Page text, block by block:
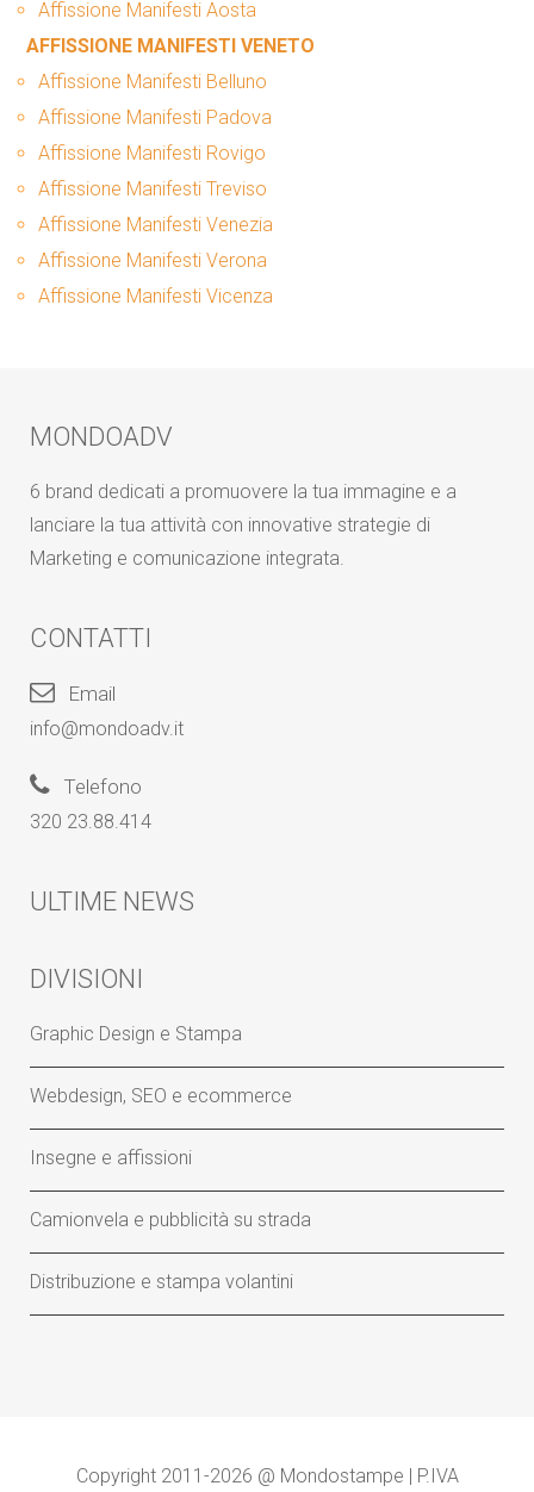
Affissione Manifesti Aosta
AFFISSIONE MANIFESTI VENETO
Affissione Manifesti Belluno
Affissione Manifesti Padova
Affissione Manifesti Rovigo
Affissione Manifesti Treviso
Affissione Manifesti Venezia
Affissione Manifesti Verona
Affissione Manifesti Vicenza
MONDOADV
6 brand dedicati a promuovere la tua immagine e a
lanciare la tua attività con innovative strategie di
Marketing e comunicazione integrata.
CONTATTI
Email
info@mondoadv.it
Telefono
320 23.88.414
ULTIME NEWS
DIVISIONI
Graphic Design e Stampa
Webdesign, SEO e ecommerce
Insegne e affissioni
Camionvela e pubblicità su strada
Distribuzione e stampa volantini
Copyright 2011-2026 @ Mondostampe | P.IVA